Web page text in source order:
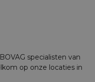
specialisten van
op onze locaties in